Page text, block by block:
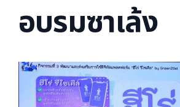
อบรมซาเล้ง